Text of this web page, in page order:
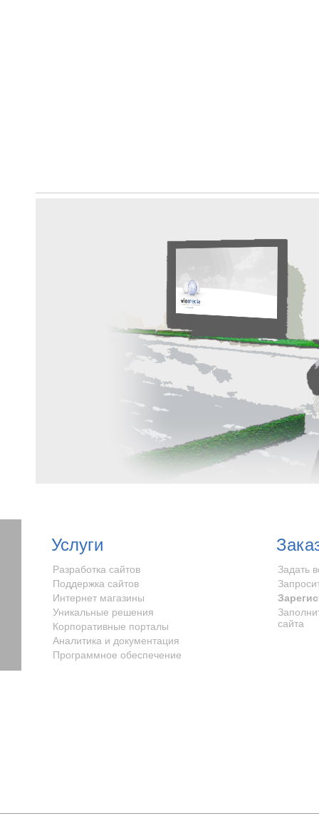
Услуги
Разработка сайтов
Поддержка сайтов
Интернет магазины
Уникальные решения
Корпоративные порталы
Аналитика и документация
Программное обеспечение
Задать
сайта